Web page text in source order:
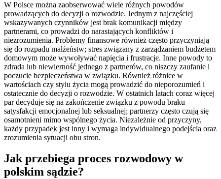
W Polsce można zaobserwować wiele różnych powodów
prowadzących do decyzji o rozwodzie. Jednym z najczęściej
wskazywanych czynników jest brak komunikacji między
partnerami, co prowadzi do narastających konfliktów i
niezrozumienia. Problemy finansowe również często przyczyniają
się do rozpadu małżeństw; stres związany z zarządzaniem budżetem
domowym może wywoływać napięcia i frustracje. Inne powody to
zdrada lub niewierność jednego z partnerów, co niszczy zaufanie i
poczucie bezpieczeństwa w związku. Również różnice w
wartościach czy stylu życia mogą prowadzić do nieporozumień i
ostatecznie do decyzji o rozwodzie. W ostatnich latach coraz więcej
par decyduje się na zakończenie związku z powodu braku
satysfakcji emocjonalnej lub seksualnej; partnerzy często czują się
osamotnieni mimo wspólnego życia. Niezależnie od przyczyny,
każdy przypadek jest inny i wymaga indywidualnego podejścia oraz
zrozumienia sytuacji obu stron.
Jak przebiega proces rozwodowy w
polskim sądzie?